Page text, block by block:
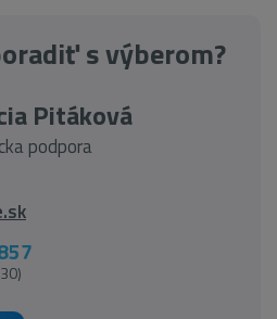
s výberom?
Pitáková
podpora